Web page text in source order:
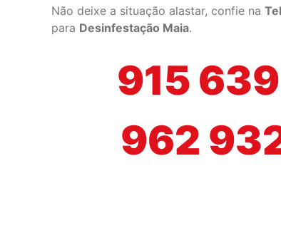
Não deixe a situação alastar, confie na
para Desinfestação Maia.
915
962